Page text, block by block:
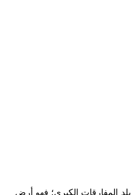
المفارقات الكبرى؛ فهو أرض